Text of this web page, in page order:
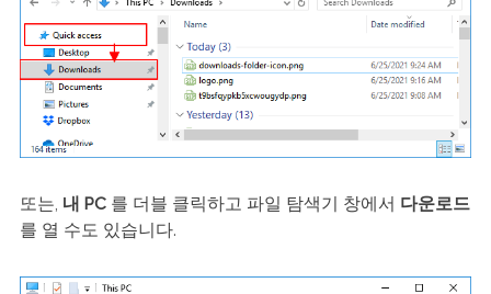
또는, 내 PC를 더블 클릭하고 파일 탐색기 창에서 다운로드
를 열 수도 있습니다.